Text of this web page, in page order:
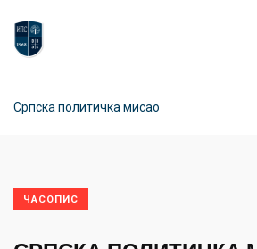
Српска политичка мисао
ЧАСОПИС